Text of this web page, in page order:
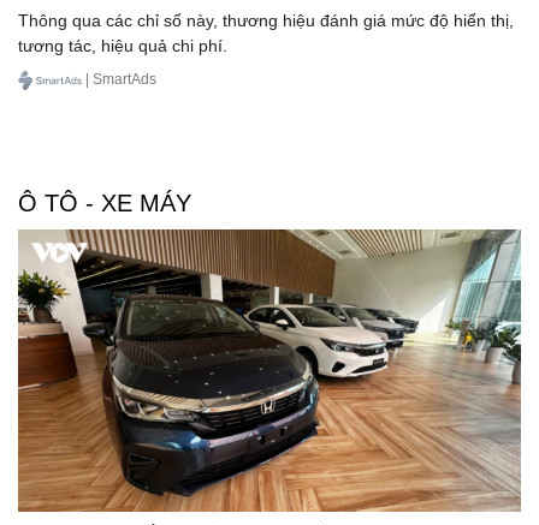
Dinh dưỡng - món ngon
Cây thuốc
Sản phụ khoa
Nhi khoa
Nam khoa
Làm đẹp - giảm cân
Phòng mạch online
Ăn sạch sống khỏe
Blog
Tình yêu - Gia đình
Thông qua các chỉ số này, thương hiệu đánh giá mức độ hiển thị,
tương tác, hiệu quả chi phí.
| SmartAds
Ô TÔ - XE MÁY